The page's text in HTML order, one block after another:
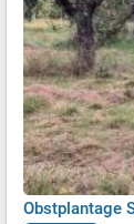
Obstplantage